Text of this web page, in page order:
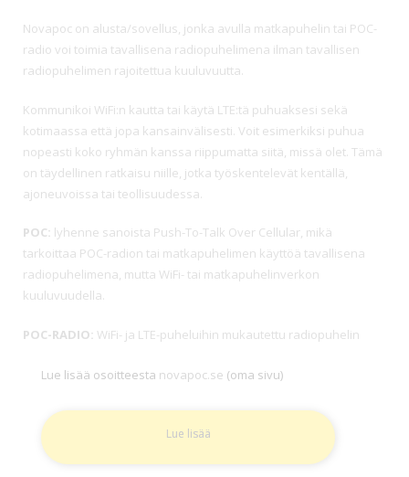
Novapoc on alusta/sovellus, jonka avulla matkapuhelin tai POC-
radio voi toimia tavallisena radiopuhelimena ilman tavallisen
radiopuhelimen rajoitettua kuuluvuutta.
Kommunikoi WiFi:n kautta tai käytä LTE:tä puhuaksesi sekä
kotimaassa että jopa kansainvälisesti. Voit esimerkiksi puhua
nopeasti koko ryhmän kanssa riippumatta siitä, missä olet. Tämä
on täydellinen ratkaisu niille, jotka työskentelevät kentällä,
ajoneuvoissa tai teollisuudessa.
POC: lyhenne sanoista Push-To-Talk Over Cellular, mikä
tarkoittaa POC-radion tai matkapuhelimen käyttöä tavallisena
radiopuhelimena, mutta WiFi- tai matkapuhelinverkon
kuuluvuudella.
POC-RADIO: WiFi- ja LTE-puheluihin mukautettu radiopuhelin
Lue lisää osoitteesta novapoc.se (oma sivu)
Lue lisää